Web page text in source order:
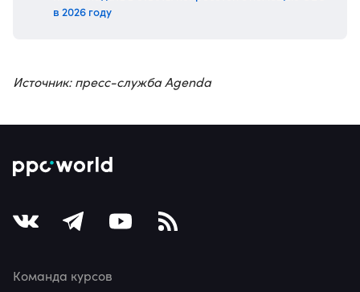
в 2026 году
Источник: пресс-служба Agenda
Команда курсов